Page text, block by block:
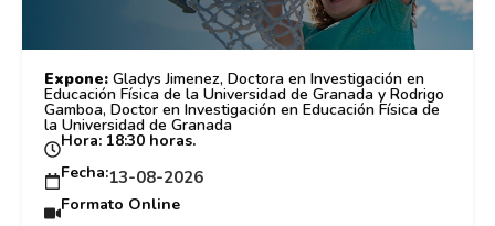
Expone: Gladys Jimenez, Doctora en Investigación en
Educación Física de la Universidad de Granada y Rodrigo
Gamboa, Doctor en Investigación en Educación Física de
la Universidad de Granada
Hora: 18:30 horas.
Fecha:13-08-2026
Formato Online